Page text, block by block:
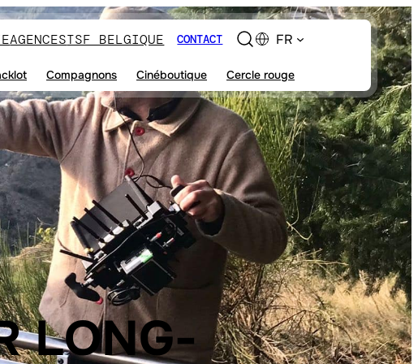
AGENCESTSF BELGIQUE CONTACT FR
Compagnons Cinéboutique Cercle rouge
LONG-